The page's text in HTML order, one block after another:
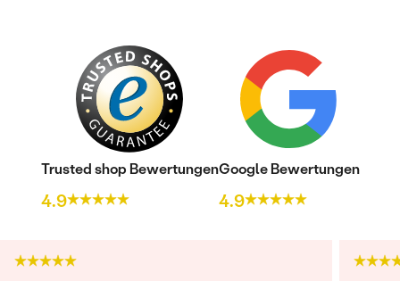
Trusted shop Bewertungen
4.9
Google Bewertungen
4.9